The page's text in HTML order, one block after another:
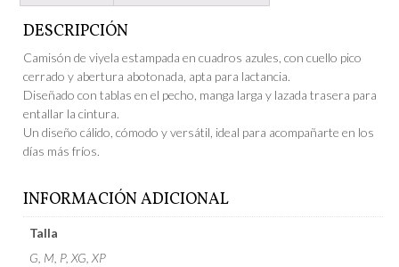
DESCRIPCIÓN
Camisón de viyela estampada en cuadros azules, con cuello pico
cerrado y abertura abotonada, apta para lactancia.
Diseñado con tablas en el pecho, manga larga y lazada trasera para
entallar la cintura.
Un diseño cálido, cómodo y versátil, ideal para acompañarte en los
días más fríos.
INFORMACIÓN ADICIONAL
Talla
G, M, P, XG, XP